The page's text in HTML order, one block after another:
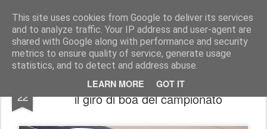
This site uses cookies from Google to deliver its services
and to analyze traffic. Your IP address and user-agent are
shared with Google along with performance and security
metrics to ensure quality of service, generate usage
statistics, and to detect and address abuse.
LEARN MORE GOT IT
AutoMotoCorse. Motorsport Random News 280912
22
La Porsche Carrera Cup Italia a Imola per
il giro di boa del campionato